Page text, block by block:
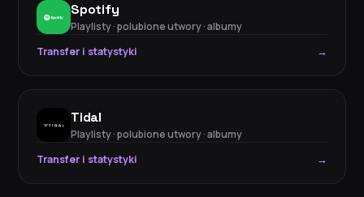
Spotify
Playlisty · polubione utwory · albumy
Transfer i statystyki
→
Tidal
Playlisty · polubione utwory · albumy
Transfer i statystyki
→